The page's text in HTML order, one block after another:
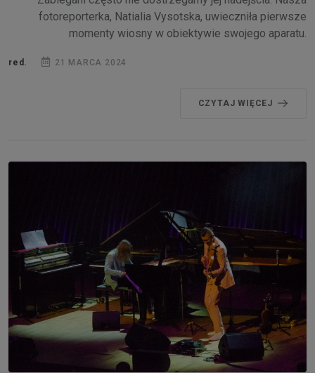
fotoreporterka, Natialia Vysotska, uwieczniła pierwsze
momenty wiosny w obiektywie swojego aparatu.
red. 21 MARCA 2024
CZYTAJ WIĘCEJ